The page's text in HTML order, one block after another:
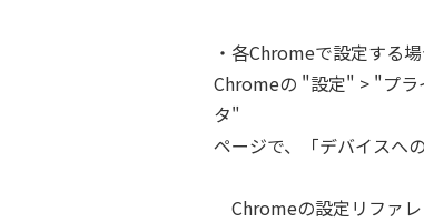
・各Chromeで設定する場
Chromeの "設定" > "プラ
タ"
ページで、「デバイスへ
Chromeの設定リファ